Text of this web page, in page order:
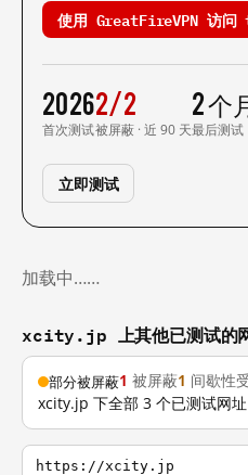
使用 GreatFireVPN 访
2026
首次测试
2/2
被屏蔽 · 近 90 天
2 个
最后测试
立即测试
加载中……
xcity.jp 上其他已测试的
部分被屏蔽1 被屏蔽1 间歇性
xcity.jp 下全部 3 个已测试网
https://xcity.jp